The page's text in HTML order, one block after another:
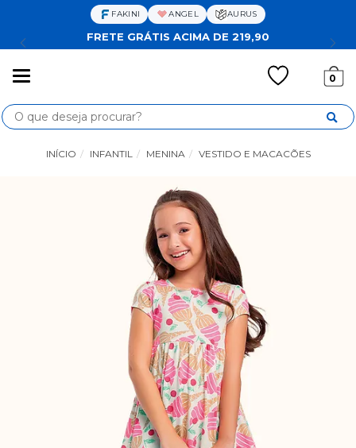
FAKINI ANGEL AURUS
FRETE GRÁTIS ACIMA DE 219,90
0
Busca
INÍCIO INFANTIL MENINA VESTIDO E MACACÕES